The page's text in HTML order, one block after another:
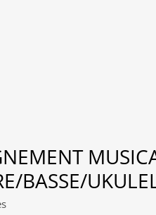
BASSE/